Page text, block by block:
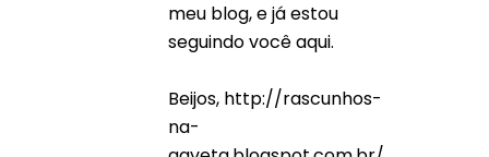
meu blog, e já estou
seguindo você aqui.
Beijos, http://rascunhos-
na-